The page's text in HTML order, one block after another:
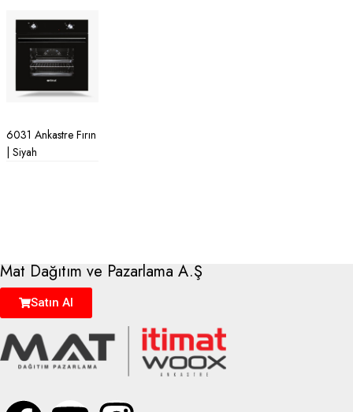
6031 Ankastre Fırın
| Siyah
Mat Dağıtım ve Pazarlama A.Ş
Satın Al